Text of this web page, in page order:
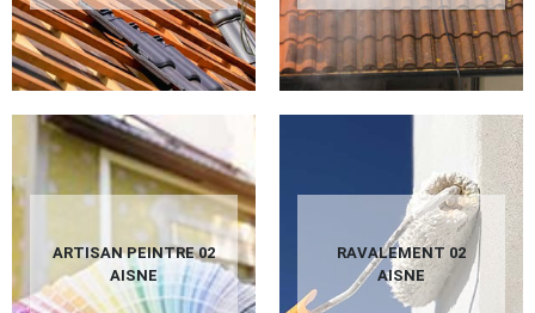
ARTISAN PEINTRE 02
AISNE
RAVALEMENT 02
AISNE